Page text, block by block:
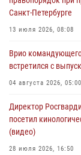
«Я расскажу вам о
(видео)
Росгвардейцы в
нуждающимся
Санкт-Петербурге
13 июля 2026, 08:08
Врио
встретился с
04 августа 2026, 05:00
Директор
посетил
(видео)
28 июля 2026, 16:50